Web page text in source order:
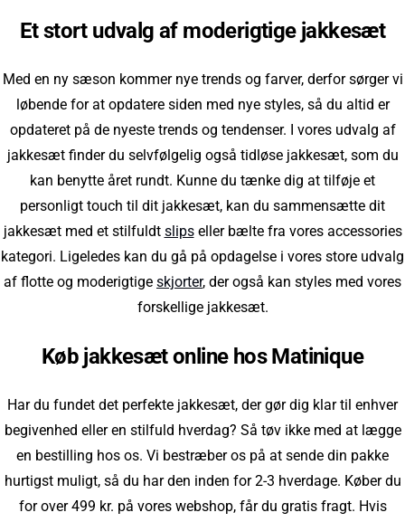
Et stort udvalg af moderigtige jakkesæt
Med en ny sæson kommer nye trends og farver, derfor sørger vi
løbende for at opdatere siden med nye styles, så du altid er
opdateret på de nyeste trends og tendenser. I vores udvalg af
jakkesæt finder du selvfølgelig også tidløse jakkesæt, som du
kan benytte året rundt. Kunne du tænke dig at tilføje et
personligt touch til dit jakkesæt, kan du sammensætte dit
jakkesæt med et stilfuldt slipseller bælte fra vores accessories
kategori. Ligeledes kan du gå på opdagelse i vores store udvalg
af flotte og moderigtige skjorter, der også kan styles med vores
forskellige jakkesæt.
Køb jakkesæt online hos Matinique
Har du fundet det perfekte jakkesæt, der gør dig klar til enhver
begivenhed eller en stilfuld hverdag? Så tøv ikke med at lægge
en bestilling hos os. Vi bestræber os på at sende din pakke
hurtigst muligt, så du har den inden for 2-3 hverdage. Køber du
for over 499 kr. på vores webshop, får du gratis fragt. Hvis